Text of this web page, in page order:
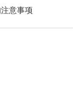
意事项